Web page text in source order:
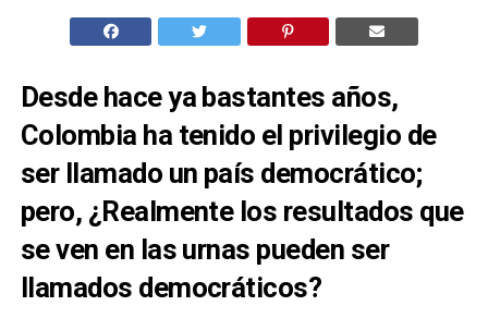
Desde hace ya bastantes años,
Colombia ha tenido el privilegio de
ser llamado un país democrático;
pero, ¿Realmente los resultados que
se ven en las urnas pueden ser
llamados democráticos?